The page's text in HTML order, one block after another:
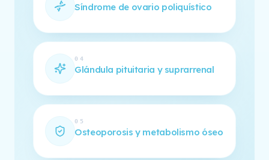
Síndrome de ovario poliquístico
04
Glándula pituitaria y suprarrenal
05
Osteoporosis y metabolismo óseo